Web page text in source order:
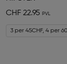
CHF 22.95
3 per 45CHF, 4 per